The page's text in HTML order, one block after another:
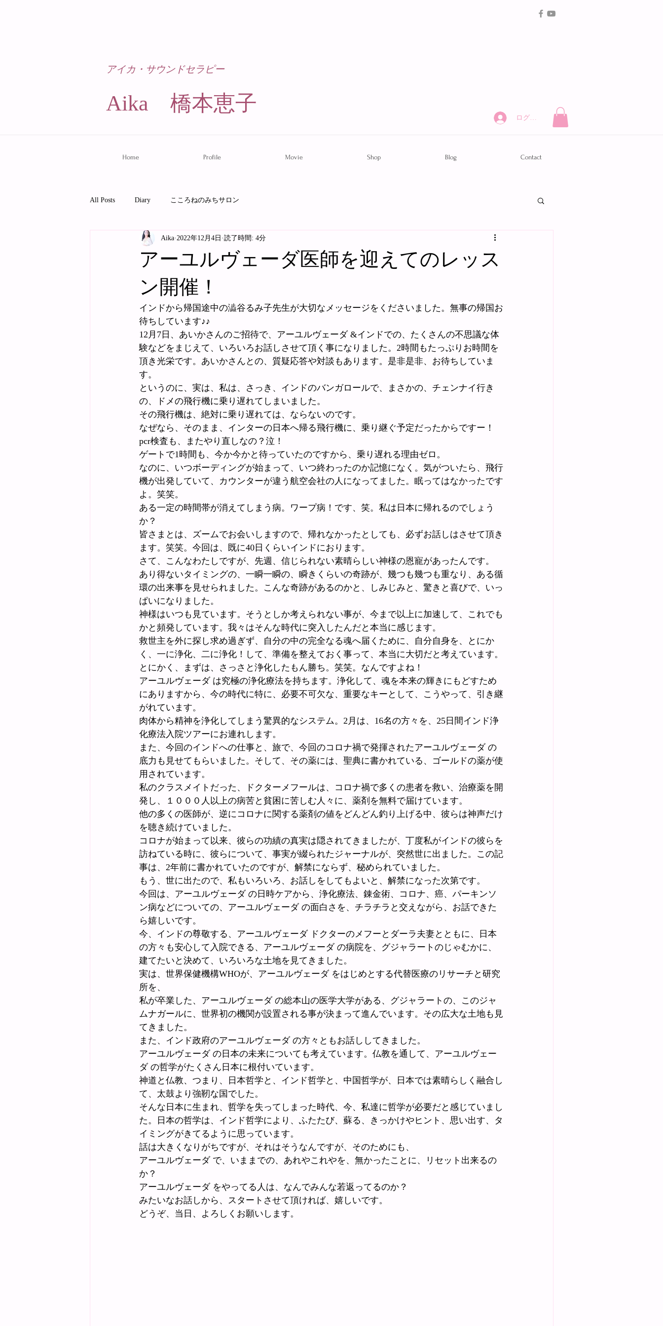
アイカ・サウンドセラピー
Aika 橋本恵子​
ログイン
Home Profile Movie Shop Blog Contact
All Posts Diary こころねのみちサロン
アーユルヴェーダ医師を迎えてのレッス
ン開催！
Aika 2022年12月4日 読了時間: 4分
インドから帰国途中の澁谷るみ子先生が大切なメッセージをくださいました。無事の帰国お
待ちしています♪♪
12月7日、あいかさんのご招待で、アーユルヴェーダ &インドでの、たくさんの不思議な体
験などをまじえて、いろいろお話しさせて頂く事になりました。2時間もたっぷりお時間を
頂き光栄です。あいかさんとの、質疑応答や対談もあります。是非是非、お待ちしていま
す。
というのに、実は、私は、さっき、インドのバンガロールで、まさかの、チェンナイ行き
の、ドメの飛行機に乗り遅れてしまいました。
その飛行機は、絶対に乗り遅れては、ならないのです。
なぜなら、そのまま、インターの日本へ帰る飛行機に、乗り継ぐ予定だったからですー！
pcr検査も、またやり直しなの？泣！
ゲートで1時間も、今か今かと待っていたのですから、乗り遅れる理由ゼロ。
なのに、いつボーディングが始まって、いつ終わったのか記憶になく。気がついたら、飛行
機が出発していて、カウンターが違う航空会社の人になってました。眠ってはなかったです
よ。笑笑。
ある一定の時間帯が消えてしまう病。ワープ病！です、笑。私は日本に帰れるのでしょう
か？
皆さまとは、ズームでお会いしますので、帰れなかったとしても、必ずお話しはさせて頂き
ます。笑笑。今回は、既に40日くらいインドにおります。
さて、こんなわたしですが、先週、信じられない素晴らしい神様の恩寵があったんです。
あり得ないタイミングの、一瞬一瞬の、瞬きくらいの奇跡が、幾つも幾つも重なり、ある循
環の出来事を見せられました。こんな奇跡があるのかと、しみじみと、驚きと喜びで、いっ
ぱいになりました。
神様はいつも見ています。そうとしか考えられない事が、今まで以上に加速して、これでも
かと頻発しています。我々はそんな時代に突入したんだと本当に感じます。
救世主を外に探し求め過ぎず、自分の中の完全なる魂へ届くために、自分自身を、とにか
く、一に浄化、二に浄化！して、準備を整えておく事って、本当に大切だと考えています。
とにかく、まずは、さっさと浄化したもん勝ち。笑笑。なんですよね！
アーユルヴェーダ は究極の浄化療法を持ちます。浄化して、魂を本来の輝きにもどすため
にありますから、今の時代に特に、必要不可欠な、重要なキーとして、こうやって、引き継
がれています。
肉体から精神を浄化してしまう驚異的なシステム。2月は、16名の方々を、25日間インド浄
化療法入院ツアーにお連れします。
また、今回のインドへの仕事と、旅で、今回のコロナ禍で発揮されたアーユルヴェーダ の
底力も見せてもらいました。そして、その薬には、聖典に書かれている、ゴールドの薬が使
用されています。
私のクラスメイトだった、ドクターメフールは、コロナ禍で多くの患者を救い、治療薬を開
発し、１０００人以上の病苦と貧困に苦しむ人々に、薬剤を無料で届けています。
他の多くの医師が、逆にコロナに関する薬剤の値をどんどん釣り上げる中、彼らは神声だけ
を聴き続けていました。
コロナが始まって以来、彼らの功績の真実は隠されてきましたが、丁度私がインドの彼らを
訪ねている時に、彼らについて、事実が綴られたジャーナルが、突然世に出ました。この記
事は、2年前に書かれていたのですが、解禁にならず、秘められていました。
もう、世に出たので、私もいろいろ、お話しをしてもよいと、解禁になった次第です。
今回は、アーユルヴェーダ の日時ケアから、浄化療法、錬金術、コロナ、癌、パーキンソ
ン病などについての、アーユルヴェーダ の面白さを、チラチラと交えながら、お話できた
ら嬉しいです。
今、インドの尊敬する、アーユルヴェーダ ドクターのメフーとダーラ夫妻とともに、日本
の方々も安心して入院できる、アーユルヴェーダ の病院を、グジャラートのじゃむかに、
建てたいと決めて、いろいろな土地を見てきました。
実は、世界保健機構WHOが、アーユルヴェーダ をはじめとする代替医療のリサーチと研究
所を、
私が卒業した、アーユルヴェーダ の総本山の医学大学がある、グジャラートの、このジャ
ムナガールに、世界初の機関が設置される事が決まって進んでいます。その広大な土地も見
てきました。
また、インド政府のアーユルヴェーダ の方々ともお話ししてきました。
アーユルヴェーダ の日本の未来についても考えています。仏教を通して、アーユルヴェー
ダ の哲学がたくさん日本に根付いています。
神道と仏教、つまり、日本哲学と、インド哲学と、中国哲学が、日本では素晴らしく融合し
て、太鼓より強靭な国でした。
そんな日本に生まれ、哲学を失ってしまった時代、今、私達に哲学が必要だと感じていまし
た。日本の哲学は、インド哲学により、ふたたび、蘇る、きっかけやヒント、思い出す、タ
イミングがきてるように思っています。
話は大きくなりがちですが、それはそうなんですが、そのためにも、
アーユルヴェーダ で、いままでの、あれやこれやを、無かったことに、リセット出来るの
か？
アーユルヴェーダ をやってる人は、なんでみんな若返ってるのか？
みたいなお話しから、スタートさせて頂ければ、嬉しいです。
どうぞ、当日、よろしくお願いします。